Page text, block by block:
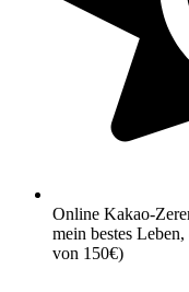
Online Kakao-
mein bestes
von 150€)